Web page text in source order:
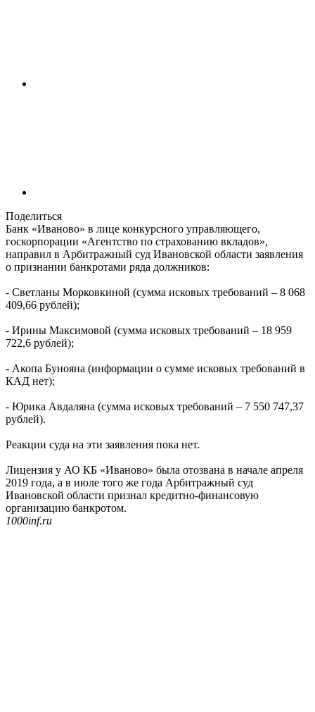
Поделиться
Банк «Иваново» в лице конкурсного управляющего,
госкорпорации «Агентство по страхованию вкладов»,
направил в Арбитражный суд Ивановской области заявления
о признании банкротами ряда должников:
- Светланы Морковкиной (сумма исковых требований – 8 068
409,66 рублей);
- Ирины Максимовой (сумма исковых требований – 18 959
722,6 рублей);
- Акопа Бунояна (информации о сумме исковых требований в
КАД нет);
- Юрика Авдаляна (сумма исковых требований – 7 550 747,37
рублей).
Реакции суда на эти заявления пока нет.
Лицензия у АО КБ «Иваново» была отозвана в начале апреля
2019 года, а в июле того же года Арбитражный суд
Ивановской области признал кредитно-финансовую
организацию банкротом.
1000inf.ru